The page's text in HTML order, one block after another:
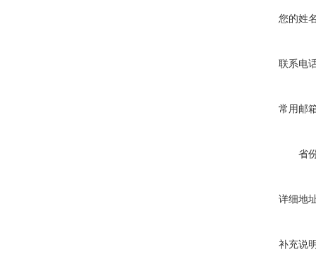
您的姓
联系电
常用邮
省
详细地
补充说